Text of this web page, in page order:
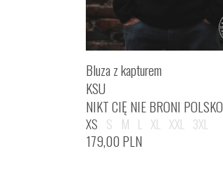
Bluza z kapturem
KSU
NIKT CIĘ NIE BRONI POLSKO
XS S M L XL XXL 3XL
179,00 PLN